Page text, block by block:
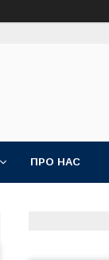
ПРО НАС